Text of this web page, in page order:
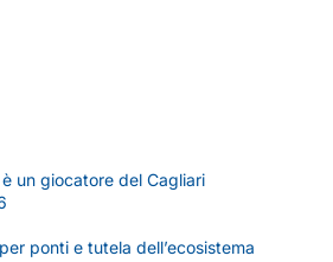
un giocatore del Cagliari
ponti e tutela dell’ecosistema